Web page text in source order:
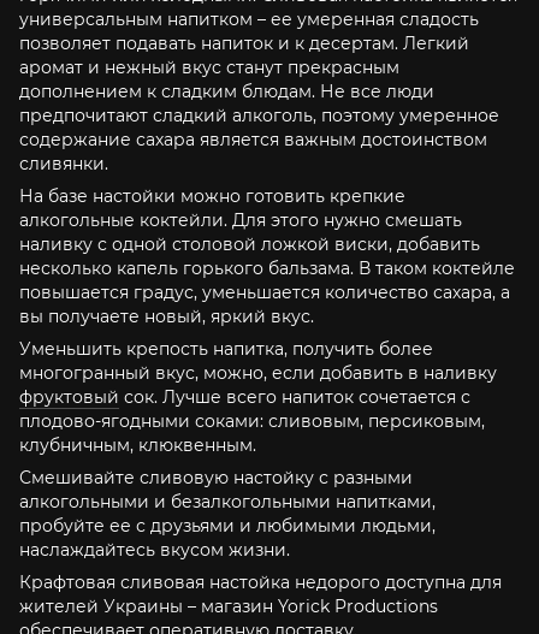
универсальным напитком – ее умеренная сладость
позволяет подавать напиток и к десертам. Легкий
аромат и нежный вкус станут прекрасным
дополнением к сладким блюдам. Не все люди
предпочитают сладкий алкоголь, поэтому умеренное
содержание сахара является важным достоинством
сливянки.
На базе настойки можно готовить крепкие
алкогольные коктейли. Для этого нужно смешать
наливку с одной столовой ложкой виски, добавить
несколько капель горького бальзама. В таком коктейле
повышается градус, уменьшается количество сахара, а
вы получаете новый, яркий вкус.
Уменьшить крепость напитка, получить более
многогранный вкус, можно, если добавить в наливку
фруктовый сок. Лучше всего напиток сочетается с
плодово-ягодными соками: сливовым, персиковым,
клубничным, клюквенным.
Смешивайте сливовую настойку с разными
алкогольными и безалкогольными напитками,
пробуйте ее с друзьями и любимыми людьми,
наслаждайтесь вкусом жизни.
Крафтовая сливовая настойка недорого доступна для
жителей Украины – магазин Yorick Productions